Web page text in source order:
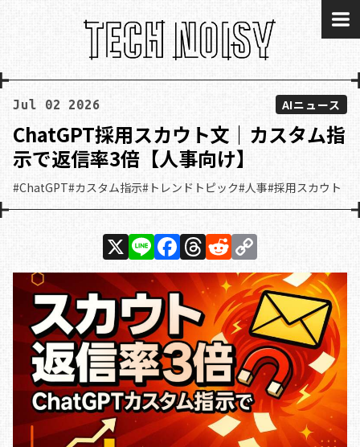
Jul 02 2026 AIニュース
ChatGPT採用スカウト文｜カスタム指
示で返信率3倍【人事向け】
#ChatGPT#カスタム指示#トレンドトピック#人事#採用スカウト
X Li
n
e
F
a
c
e
b
o
o
k
T
h
re
a
d
s
R
e
d
di
t
o
p
y
Li
n
k